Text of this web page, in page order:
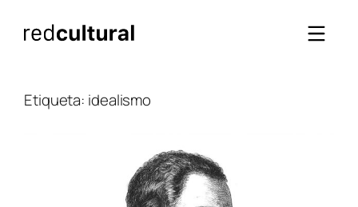
Etiqueta: idealismo